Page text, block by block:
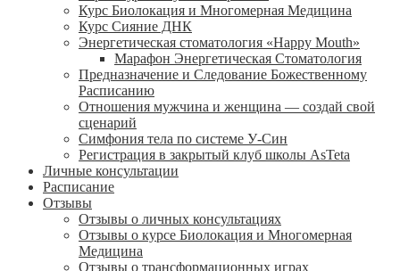
Курс Биолокация и Многомерная Медицина
Курс Сияние ДНК
Энергетическая стоматология «Happy Mouth»
Марафон Энергетическая Cтоматология
Предназначение и Следование Божественному
Расписанию
Отношения мужчина и женщина — создай свой
сценарий
Симфония тела по системе У-Син
Регистрация в закрытый клуб школы AsTeta
Личные консультации
Расписание
Отзывы
Отзывы о личных консультациях
Отзывы о курсе Биолокация и Многомерная
Медицина
Отзывы о трансформационных играх